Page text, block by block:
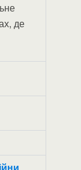
де